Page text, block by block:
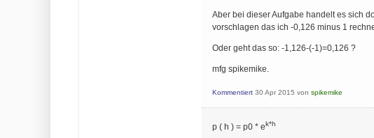
Aber bei dieser Aufgabe handelt es sich
vorschlagen das ich -0,126 minus 1
Oder geht das so: -1,126-(-1)=0,126 ?
mfg spikemike.
Kommentiert 30 Apr 2015 von spikemike
p ( h ) = p0 * ek*h